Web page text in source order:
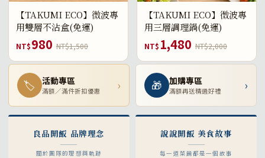
【TAKUMI ECO】微波專
用雙層不沾盒(免運)
NT$980 NT$1,500
【TAKUMI ECO】微波專
用三層調理鍋(免運)
NT$ 1,480 NT$2,000
🏷 活動專區
滿額／滿件折扣優惠 › 🎁 加購專區
滿額再送精選好禮 ›
良品開飯 品牌理念
關於團隊的理想與軌跡
說說開飯 美食故事
每一道菜餚都是一個故事